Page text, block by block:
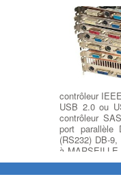
contrôleur
USB 2.0 ou
contrôleur
port parallèle
(RS232) DB-
à
Wi-Fi pour vos